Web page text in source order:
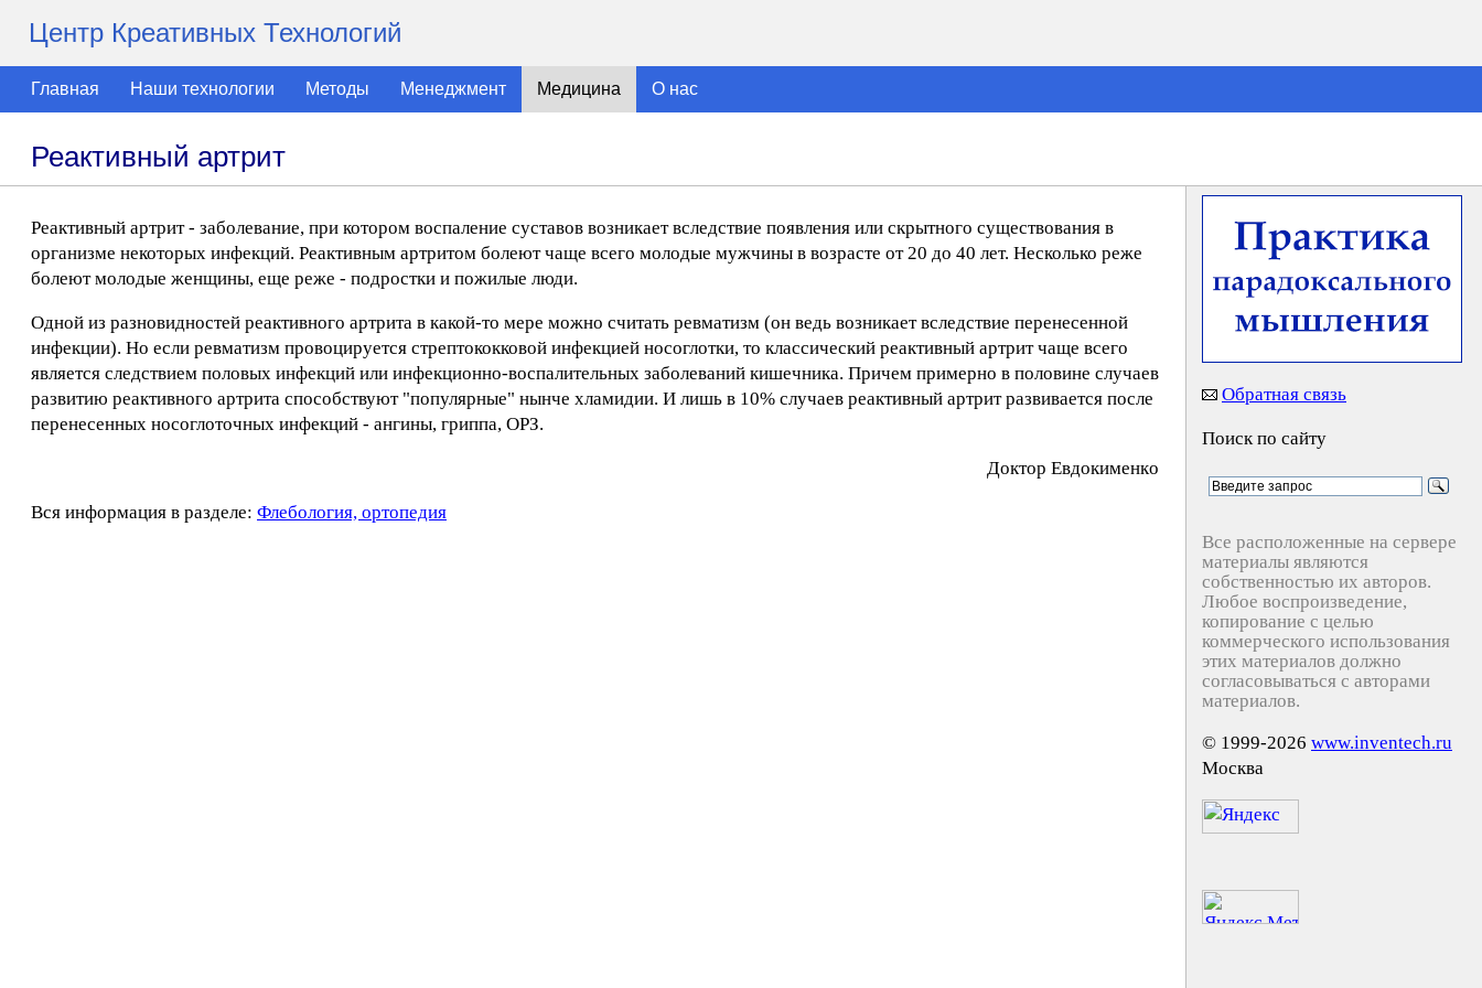
Центр Креативных Технологий
Главная Наши технологии Методы Менеджмент Медицина О нас
Реактивный артрит
Реактивный артрит - заболевание, при котором воспаление суставов возникает вследствие появления или скрытного существования в
организме некоторых инфекций. Реактивным артритом болеют чаще всего молодые мужчины в возрасте от 20 до 40 лет. Несколько реже
болеют молодые женщины, еще реже - подростки и пожилые люди.
Одной из разновидностей реактивного артрита в какой-то мере можно считать ревматизм (он ведь возникает вследствие перенесенной
инфекции). Но если ревматизм провоцируется стрептококковой инфекцией носоглотки, то классический реактивный артрит чаще всего
является следствием половых инфекций или инфекционно-воспалительных заболеваний кишечника. Причем примерно в половине случаев
развитию реактивного артрита способствуют "популярные" нынче хламидии. И лишь в 10% случаев реактивный артрит развивается после
перенесенных носоглоточных инфекций - ангины, гриппа, ОРЗ.
Дoктop Eвдoкимeнкo
Вся информация в разделе: Флебология, ортопедия
Обратная связь
Поиск по сайту
Все расположенные на сервере
материалы являются
собственностью их авторов.
Любое воспроизведение,
копирование с целью
коммерческого использования
этих материалов должно
согласовываться с авторами
материалов.
© 1999-2026 www.inventech.ru
Москва